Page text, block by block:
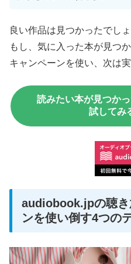
良い作品は見つかったでし
もし、気に入った本が見つ
キャンペーンを使い、次は
読みたい本が見つか
試してみ
audiobook.jpの聴き
ンを使い倒す4つの